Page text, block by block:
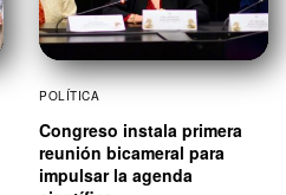
POLÍTICA
Congreso instala primera
reunión bicameral para
impulsar la agenda